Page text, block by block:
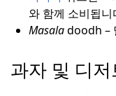
와 함께 소비됩니
Masaladoodh –
과자 및 디저